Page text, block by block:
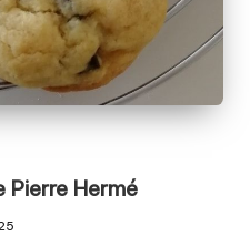
Pierre Hermé